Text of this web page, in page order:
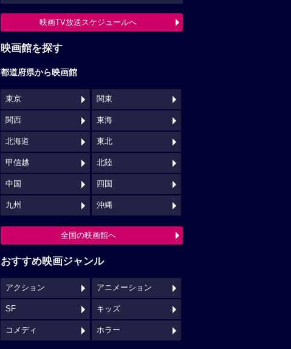
映画TV放送スケジュールへ
映画館を探す
都道府県から映画館
東京 関東
関西 東海
北海道 東北
甲信越 北陸
中国 四国
九州 沖縄
全国の映画館へ
おすすめ映画ジャンル
アクション アニメーション
SF キッズ
コメディ ホラー